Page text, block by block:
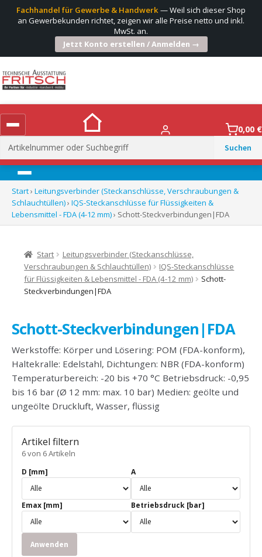
Fachhandel für Gewerbe & Handwerk— Weil sich dieser Shop
an Gewerbekunden richtet, zeigen wir alle Preise netto und inkl.
MwSt. an.
Jetzt Konto erstellen / Anmelden →
Suchen
nach:
0,00 €
Menü
Start› Leitungsverbinder (Steckanschlüsse, Verschraubungen &
Schlauchtüllen)› IQS-Steckanschlüsse für Flüssigkeiten &
Lebensmittel - FDA (4-12 mm)› Schott-Steckverbindungen|FDA
Start
Leitungsverbinder (Steckanschlüsse,
Verschraubungen & Schlauchtüllen)
IQS-Steckanschlüsse
für Flüssigkeiten & Lebensmittel - FDA (4-12 mm)
Schott-
Steckverbindungen|FDA
Schott-Steckverbindungen|FDA
Werkstoffe: Körper und Lösering: POM (FDA-konform),
Haltekralle: Edelstahl, Dichtungen: NBR (FDA-konform)
Temperaturbereich: -20 bis +70 °C Betriebsdruck: -0,95
bis 16 bar (Ø 12 mm: max. 10 bar) Medien: geölte und
ungeölte Druckluft, Wasser, flüssig
Artikel filtern
6 von 6 Artikeln
D [mm] A
Emax [mm] Betriebsdruck [bar]
Anwenden